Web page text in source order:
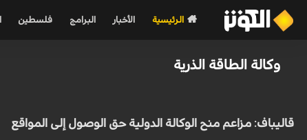
الرئيسية الأخبار البرامج فلسطين
وكالة الطاقة الذرية
قاليباف: مزاعم منح الوكالة الدولية حق الوصول إلى المواقع